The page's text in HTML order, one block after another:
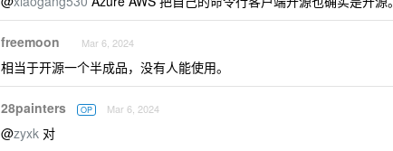
freemoon Mar 6, 2024
相当于开源一个半成品，没有人能使用。
28painters OP Mar 6, 2024
@zyxk 对